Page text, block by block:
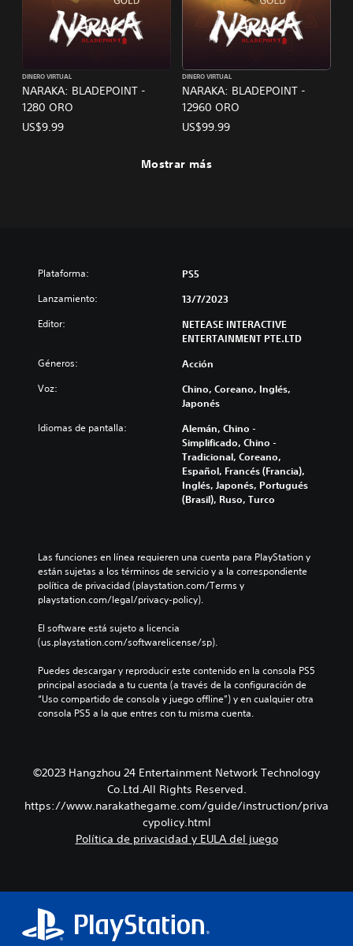
NARAKA: BLADEPOINT -
1280 ORO
DINERO VIRTUAL
US$9.99
NARAKA: BLADEPOINT -
12960 ORO
DINERO VIRTUAL
US$99.99
Mostrar más
Plataforma: PS5
Lanzamiento: 13/7/2023
Editor:
NETEASE INTERACTIVE
ENTERTAINMENT PTE.LTD
Géneros: Acción
Voz:
Chino, Coreano, Inglés,
Japonés
Idiomas de pantalla:
Alemán, Chino -
Simplificado, Chino -
Tradicional, Coreano,
Español, Francés (Francia),
Inglés, Japonés, Portugués
(Brasil), Ruso, Turco
Las funciones en línea requieren una cuenta para PlayStation y
están sujetas a los términos de servicio y a la correspondiente
política de privacidad (playstation.com/Terms y
playstation.com/legal/privacy-policy).
El software está sujeto a licencia
(us.playstation.com/softwarelicense/sp).
Puedes descargar y reproducir este contenido en la consola PS5
principal asociada a tu cuenta (a través de la configuración de
“Uso compartido de consola y juego offline”) y en cualquier otra
consola PS5 a la que entres con tu misma cuenta.
©2023 Hangzhou 24 Entertainment Network Technology
Co.Ltd.All Rights Reserved.
https://www.narakathegame.com/guide/instruction/priva
cypolicy.html
Política de privacidad y EULA del juego